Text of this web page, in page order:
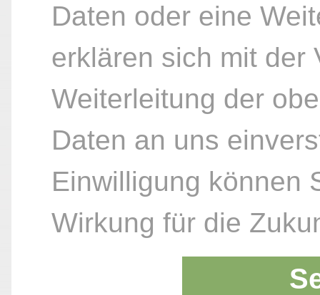
Daten oder eine
erklären sich mit der
Weiterleitung der
Daten an uns
Einwilligung können
Wirkung für die